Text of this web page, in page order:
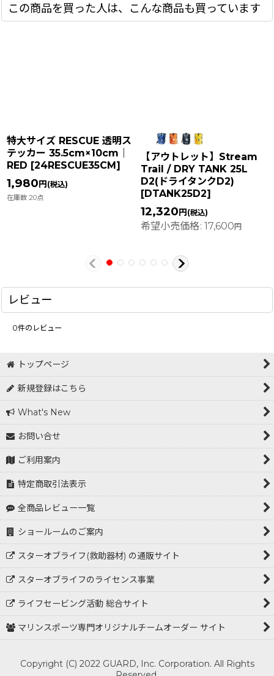
この商品を買った人は、こんな商品も買っています
特大サイズ RESCUE 透明ス
テッカー 35.5cm×10cm｜
RED [24RESCUE35CM]
1,980円(税込)
在庫数 20点
【アウトレット】Stream
Trail / DRY TANK 25L
D2(ドライタンクD2)
[DTANK25D2]
12,320円(税込)
希望小売価格: 17,600 円
レビュー
0件のレビュー
トップページ
新規登録はこちら
What's New
お問い合せ
ご利用案内
特定商取引法表示
全商品レビュー一覧
ショールームのご案内
スターオブライフ(救助器材) の通販サイト
スターオブライフのライセンス事業
ライフセービング活動 総合サイト
マリンスポーツ専門オリジナルチームオーダー サイト
Copyright (C) 2022 GUARD, Inc. Corporation. All Rights